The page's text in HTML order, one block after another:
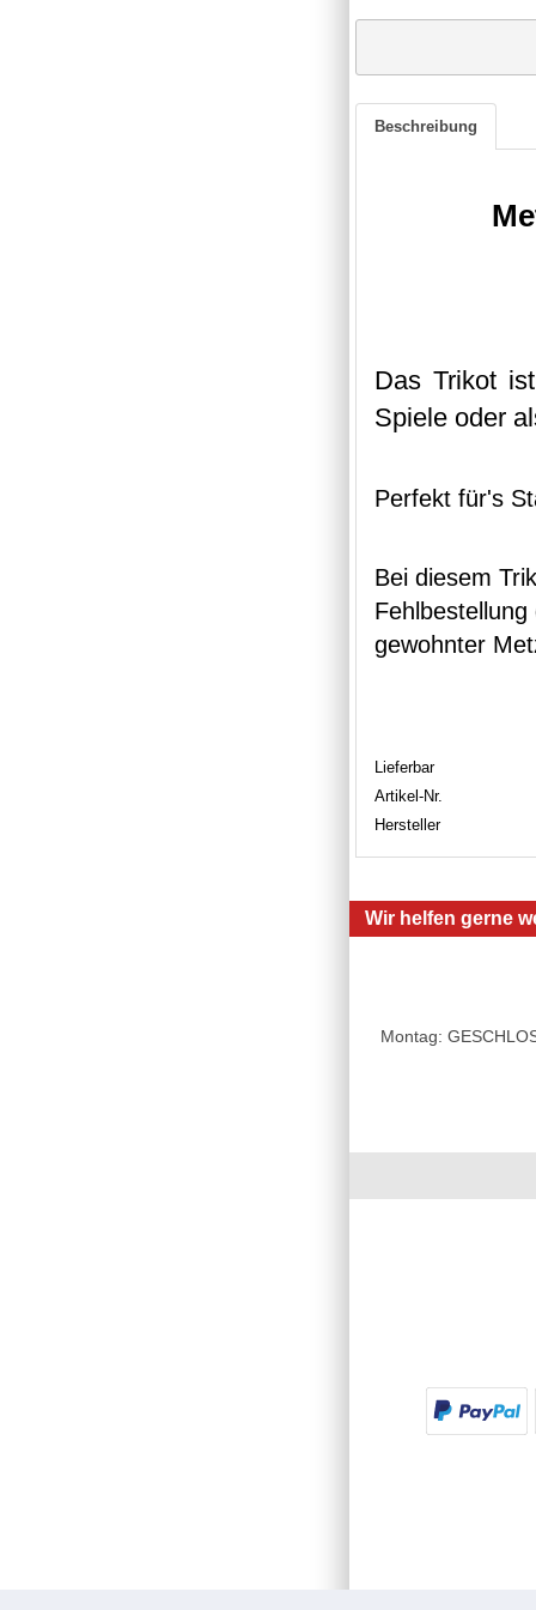
Beschreibung
Das Trikot
Spiele oder
Perfekt für's
Bei diesem
gewohnter
Lieferbar
Artikel-Nr.
Hersteller
Wir helfen gerne
Montag: